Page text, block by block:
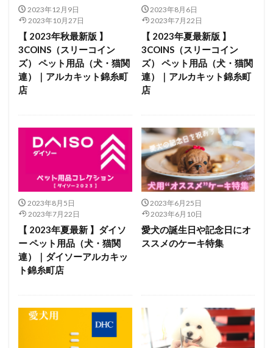
2023年12月9日
2023年10月27日
【 2023年秋最新版 】
3COINS（スリーコイン
ズ） ペット用品（犬・猫関
連）｜アルカキット錦糸町
店
2023年8月6日
2023年7月22日
【 2023年夏最新版 】
3COINS（スリーコイン
ズ） ペット用品（犬・猫関
連）｜アルカキット錦糸町
店
2023年8月5日
2023年7月22日
【 2023年夏最新 】ダイソ
ー ペット用品（犬・猫関
連）｜ダイソーアルカキッ
ト錦糸町店
2023年6月25日
2023年6月10日
愛犬の誕生日や記念日にオ
ススメのケーキ特集